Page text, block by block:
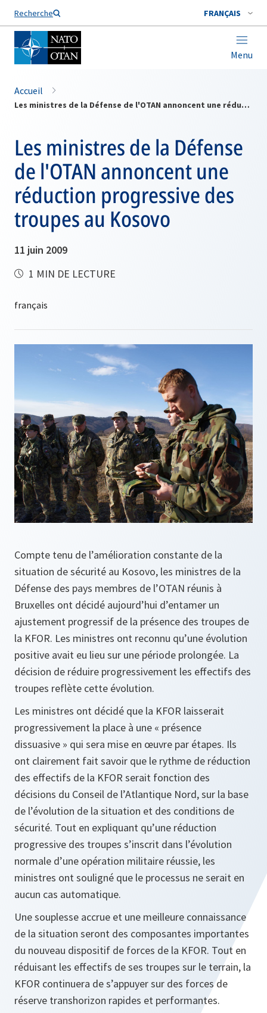
Recherche FRANÇAIS
Menu
Nom de famille*
Accueil
Les ministres de la Défense de l'OTAN annoncent une réduction progressive des troupes au Kosovo
Les ministres de la Défense
de l'OTAN annoncent une
réduction progressive des
troupes au Kosovo
11 juin 2009
1 MIN DE LECTURE
Compte tenu de l’amélioration constante de la
situation de sécurité au Kosovo, les ministres de la
Défense des pays membres de l’OTAN réunis à
Bruxelles ont décidé aujourd’hui d’entamer un
ajustement progressif de la présence des troupes de
la KFOR. Les ministres ont reconnu qu’une évolution
positive avait eu lieu sur une période prolongée. La
décision de réduire progressivement les effectifs des
troupes reflète cette évolution.
Les ministres ont décidé que la KFOR laisserait
progressivement la place à une « présence
dissuasive » qui sera mise en œuvre par étapes. Ils
ont clairement fait savoir que le rythme de réduction
des effectifs de la KFOR serait fonction des
décisions du Conseil de l’Atlantique Nord, sur la base
de l’évolution de la situation et des conditions de
sécurité. Tout en expliquant qu’une réduction
progressive des troupes s’inscrit dans l’évolution
normale d’une opération militaire réussie, les
ministres ont souligné que le processus ne serait en
aucun cas automatique.
Une souplesse accrue et une meilleure connaissance
de la situation seront des composantes importantes
du nouveau dispositif de forces de la KFOR. Tout en
réduisant les effectifs de ses troupes sur le terrain, la
KFOR continuera de s’appuyer sur des forces de
réserve transhorizon rapides et performantes.